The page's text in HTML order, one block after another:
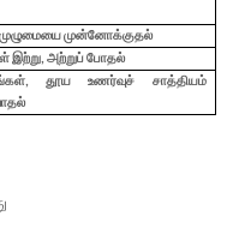
முன்னோக்குதல்
இற்று,அற்றுப் போதல்
,தூய உணர்வுச் சாத்தியம்